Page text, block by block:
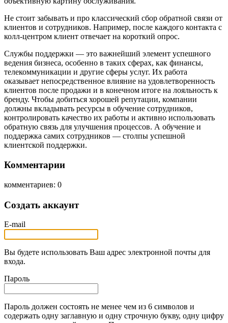
Не стоит забывать и про классический сбор обратной связи от
клиентов и сотрудников. Например, после каждого контакта с
колл-центром клиент отвечает на короткий опрос.
Службы поддержки — это важнейший элемент успешного
ведения бизнеса, особенно в таких сферах, как финансы,
телекоммуникации и другие сферы услуг. Их работа
оказывает непосредственное влияние на удовлетворенность
клиентов после продажи и в конечном итоге на лояльность к
бренду. Чтобы добиться хорошей репутации, компании
должны вкладывать ресурсы в обучение сотрудников,
контролировать качество их работы и активно использовать
обратную связь для улучшения процессов. А обучение и
поддержка самих сотрудников — столпы успешной
клиентской поддержки.
Комментарии
комментариев: 0
Создать аккаунт
E-mail
Вы будете использовать Ваш адрес электронной почты для
входа.
Пароль
Пароль должен состоять не менее чем из 6 символов и
содержать одну заглавную и одну строчную букву, одну цифру